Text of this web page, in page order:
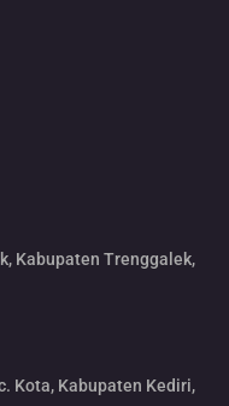
Kabupaten Trenggalek,
Kota, Kabupaten Kediri,